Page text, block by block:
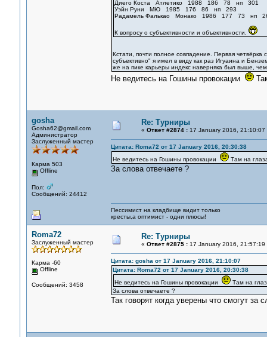
Диего Коста Атлетико 1988 186 78 нп 301
Уэйн Руни МЮ 1985 176 86 нп 293
Радамель Фалькао Монако 1986 177 73 нп
К вопросу о субъективности и объективности.
Кстати, почти полное совпадение. Первая
субъективно" я имел в виду как раз Игуаина и
же на пике карьеры индекс наверняка был выше,
Не ведитесь на Гошины провокации
gosha
Gosha62@gmail.com
Администратор
Заслуженный мастер
Карма 503
Offline
Пол:
Сообщений: 24412
Re: Турниры
« Ответ #2874 :17 January 2016, 21:10:07
Цитата: Roma72 от 17 January 2016, 20:30:38
Не ведитесь на Гошины провокации
Там на
За слова отвечаете ?
Пессимист на кладбище видит только
кресты,а оптимист - одни плюсы!
Roma72
Заслуженный мастер
Карма -60
Offline
Сообщений: 3458
Re: Турниры
« Ответ #2875 :17 January 2016, 21:57:19
Цитата: gosha от 17 January 2016, 21:10:07
Цитата: Roma72 от 17 January 2016, 20:30:38
Не ведитесь на Гошины провокации
Там на
За слова отвечаете ?
Так говорят когда уверены что смогут